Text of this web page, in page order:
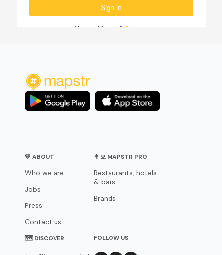
💛 ABOUT
Who we are
Jobs
Press
Contact us
👨‍💻 MAPSTR PRO
Restaurants, hotels
& bars
Brands
🗺 DISCOVER FOLLOW US